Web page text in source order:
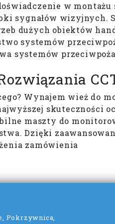
w
sygnałów
dużych obiektów
systemów
systemów
Wynajem wież
skuteczności
maszty do
Dzięki
zamówienia
Pokrzywnica,